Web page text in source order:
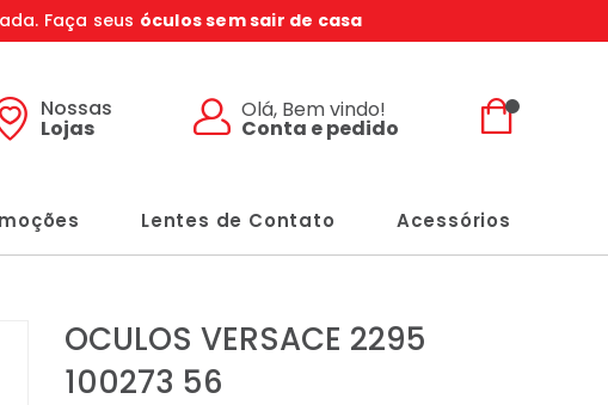
Faça seus óculos sem sair de casa
Nossas
Lojas
Olá, Bem vindo!
Conta e pedido
Lentes de Contato Acessórios
OCULOS VERSACE 2295
100273 56